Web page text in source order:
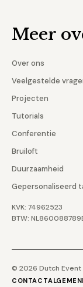
Meer
Over ons
Veelgestelde
Projecten
Tutorials
Conferentie
Bruiloft
Duurzaamheid
Gepersonaliseerd
KVK: 74962523
BTW:
© 2026 Dutch
CONTACT